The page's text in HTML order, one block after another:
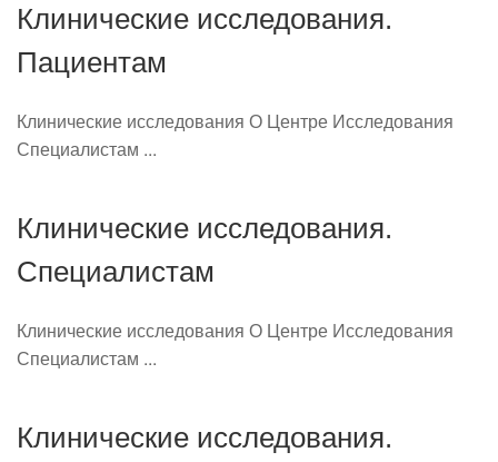
Клинические исследования.
Пациентам
Клинические исследования О Центре Исследования
Специалистам ...
Клинические исследования.
Специалистам
Клинические исследования О Центре Исследования
Специалистам ...
Клинические исследования.